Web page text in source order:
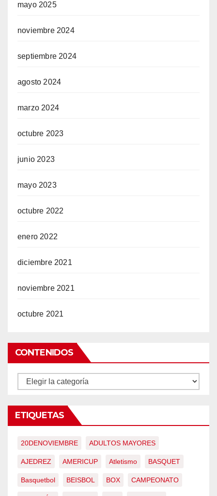
mayo 2025
noviembre 2024
septiembre 2024
agosto 2024
marzo 2024
octubre 2023
junio 2023
mayo 2023
octubre 2022
enero 2022
diciembre 2021
noviembre 2021
octubre 2021
CONTENIDOS
CONTENIDOS
ETIQUETAS
20DENOVIEMBRE ADULTOS MAYORES
AJEDREZ AMERICUP Atletismo BASQUET
Basquetbol BEISBOL BOX CAMPEONATO